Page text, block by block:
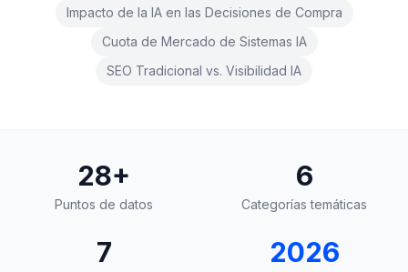
Informes
Impacto de la IA en las Decisiones de Compra
Cuota de Mercado de Sistemas IA
SEO Tradicional vs. Visibilidad IA
28+
Puntos de datos
6
Categorías temáticas
7 2026